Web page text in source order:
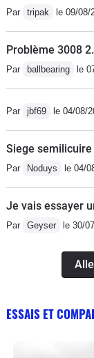
Par tripak le 09/08/
Problème 3008
Par ballbearing le
Par jbf69 le 04/08/
Siege semilicuire
Par Noduys le 04/
Je vais essayer
Par Geyser le 30/
ESSAIS ET